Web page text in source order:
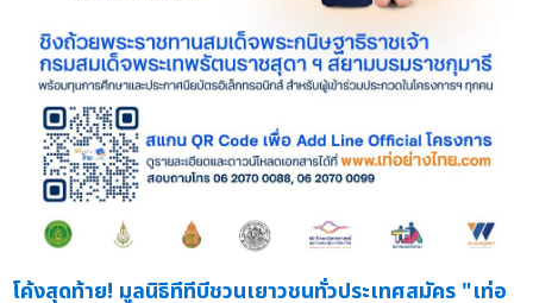
โค้งสุดท้าย! มูลนิธิทีทีบีชวนเยาวชนทั่วประเทศสมัคร "เท่อ